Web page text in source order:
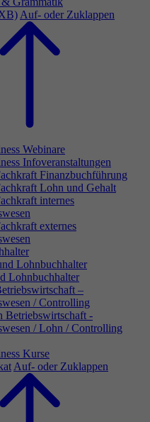
Auf- oder Zuklappen
Webinare
Infoveranstaltungen
Finanzbuchführung
Lohn und Gehalt
internes
externes
Lohnbuchhalter
Lohnbuchhalter
–
/ Controlling
Betriebswirtschaft -
/ Lohn / Controlling
Kurse
Auf- oder Zuklappen